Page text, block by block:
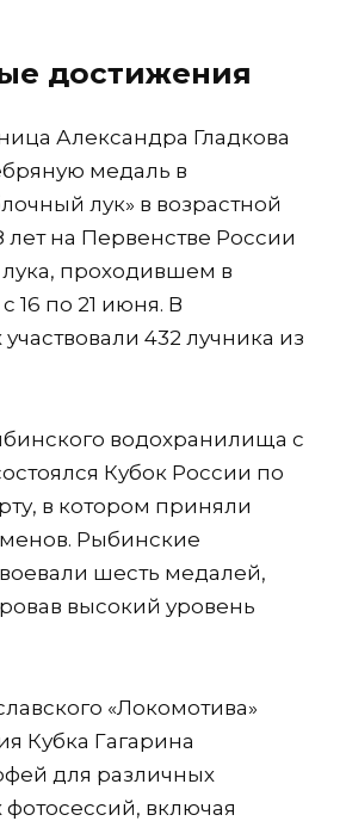
достижения
Александра Гладкова
медаль в
лук» в возрастной
лет на Первенстве России
лука, проходившем в
16 по 21 июня. В
432 лучника из
водохранилища с
Кубок России по
в котором приняли
Рыбинские
шесть медалей,
высокий уровень
«Локомотива»
Кубка Гагарина
для различных
включая